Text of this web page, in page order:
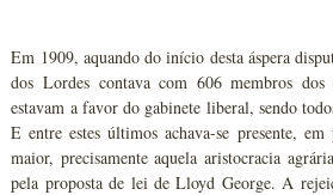
Em 1909, aquando do início desta áspera
dos Lordes contava com 606 membros dos
estavam a favor do gabinete liberal, sendo
E entre estes últimos achava-se presente,
maior, precisamente aquela aristocracia
pela proposta de lei de Lloyd George. A